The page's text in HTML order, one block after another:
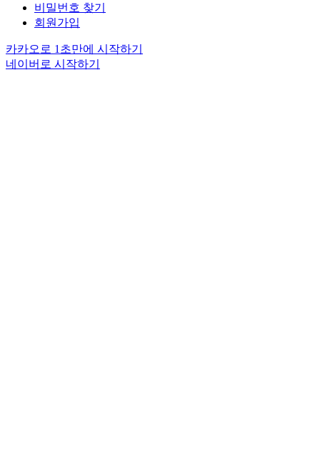
비밀번호 찾기
회원가입
카카오로 1초만에 시작하기
네이버로 시작하기